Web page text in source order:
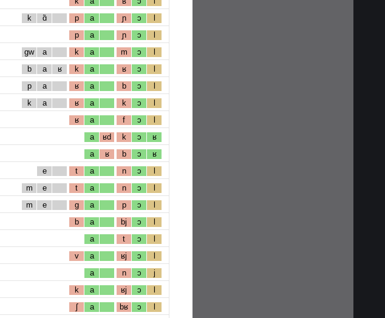
k ɑ̃ p a ɲ ɔ l
p a ɲ ɔ l
gw a k a m ɔ l
b a ʁ k a ʁ ɔ l
p a ʁ a b ɔ l
k a ʁ a k ɔ l
ʁ a f ɔ l
a ʁd k ɔ ʁ
a ʁ b ɔ ʁ
e t a n ɔ l
m e t a n ɔ l
m e g a p ɔ l
b a bj ɔ l
a t ɔ l
v a ʁj ɔ l
a n ɔ j
k a ʁj ɔ l
ʃ a bʁ ɔ l